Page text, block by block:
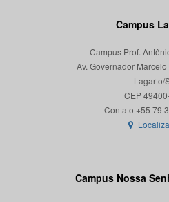
Campus
Campus Prof.
Av. Governador
Lagarto/
CEP
Campus Nossa